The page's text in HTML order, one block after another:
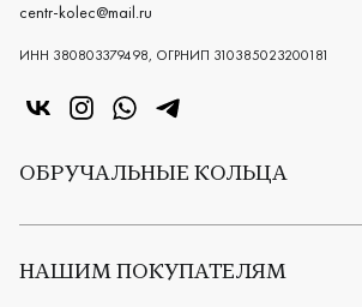
centr-kolec@mail.ru
ИНН 380803379498, ОГРНИП 310385023200181
«Центр колец» в VK
«Центр колец» в Instagram
«Центр колец» в Whatsapp
«Центр колец» в Telegram
ОБРУЧАЛЬНЫЕ КОЛЬЦА
Все обручальные кольца
Европейские обручальные кольца
НАШИМ ПОКУПАТЕЛЯМ